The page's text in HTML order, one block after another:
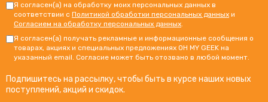
Я согласен(а) на обработку моих персональных данных в
соответствии с Политикой обработки персональных данных и
Согласием на обработку персональных данных.
Я согласен(а) получать рекламные и информационные сообщения о
товарах, акциях и специальных предложениях OH MY GEEK на
указанный email. Согласие может быть отозвано в любой момент.
Подпишитесь на рассылку, чтобы быть в курсе наших новых
поступлений, акций и скидок.